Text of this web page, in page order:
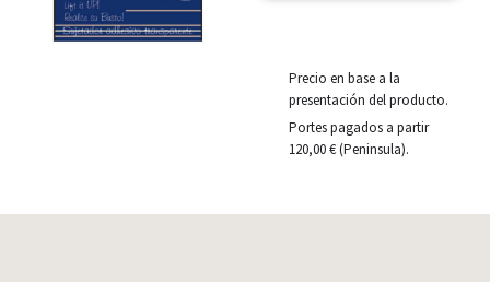
Precio en base a la
presentación del producto.
Portes pagados a partir
120,00 € (Peninsula).